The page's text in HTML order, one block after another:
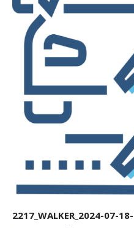
Търсене
2217_WALKER_2024-07-